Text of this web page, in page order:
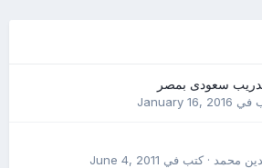
سعودى بمصر
في January 16, 2016
محمد· كتب في June 4, 2011